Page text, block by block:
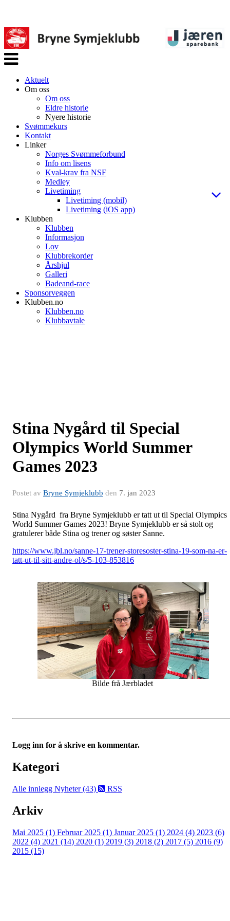
Veksle
navigasjon
Aktuelt
Om oss
Om oss
Eldre historie
Nyere historie
Svømmekurs
Kontakt
Linker
Norges Svømmeforbund
Info om lisens
Kval-krav fra NSF
Medley
Livetiming
Livetiming (mobil)
Livetiming (iOS app)
Klubben
Klubben
Informasjon
Lov
Klubbrekorder
Årshjul
Galleri
Badeand-race
Sponsorveggen
Klubben.no
Klubben.no
Klubbavtale
Stina Nygård til Special
Olympics World Summer
Games 2023
Postet av Bryne Symjeklubb den 7. jan 2023
Stina Nygård fra Bryne Symjeklubb er tatt ut til Special Olympics
World Summer Games 2023! Bryne Symjeklubb er så stolt og
gratulerer både Stina og trener og søster Sanne.
https://www.jbl.no/sanne-17-trener-storesoster-stina-19-som-na-er-
tatt-ut-til-sitt-andre-ol/s/5-103-853816
Bilde frå Jærbladet
Logg inn for å skrive en kommentar.
Kategori
Alle innlegg Nyheter (43) RSS
Arkiv
Mai 2025 (1) Februar 2025 (1) Januar 2025 (1) 2024 (4) 2023 (6)
2022 (4) 2021 (14) 2020 (1) 2019 (3) 2018 (2) 2017 (5) 2016 (9)
2015 (15)